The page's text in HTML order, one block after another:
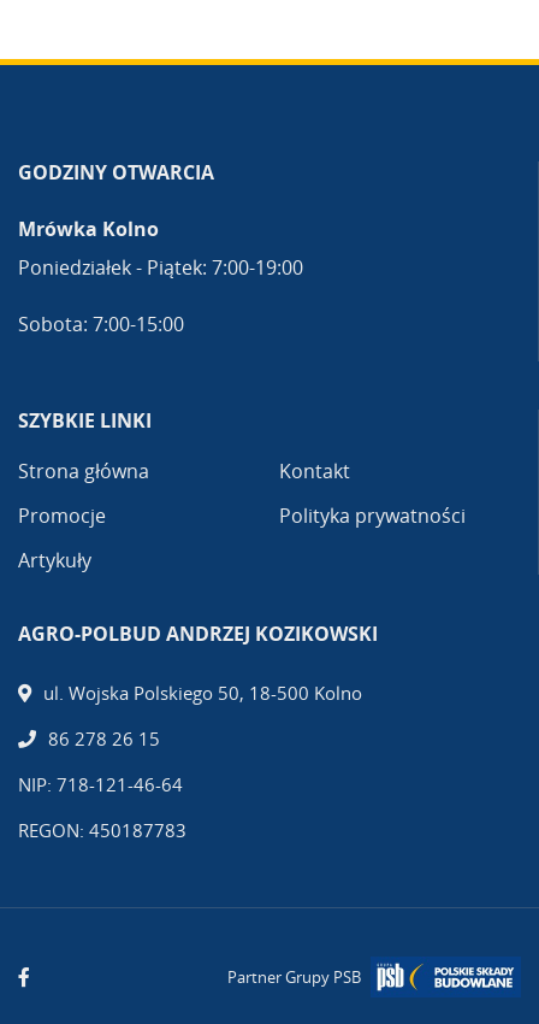
GODZINY OTWARCIA
Mrówka Kolno
Poniedziałek - Piątek: 7:00-19:00
Sobota: 7:00-15:00
SZYBKIE LINKI
Strona główna
Promocje
Artykuły
Kontakt
Polityka prywatności
AGRO-POLBUD ANDRZEJ KOZIKOWSKI
ul. Wojska Polskiego 50, 18-500 Kolno
86 278 26 15
NIP: 718-121-46-64
REGON: 450187783
Partner Grupy PSB